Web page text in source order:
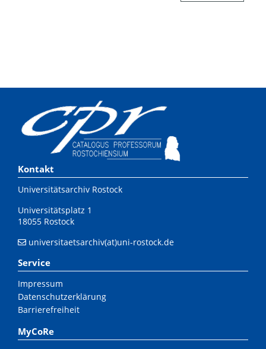
Kontakt
Universitätsarchiv Rostock
Universitätsplatz 1
18055 Rostock
universitaetsarchiv(at)uni-rostock.de
Service
Impressum
Datenschutzerklärung
Barrierefreiheit
MyCoRe